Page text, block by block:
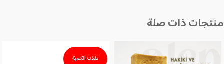
منتجات ذات صلة
نفذت الكمية